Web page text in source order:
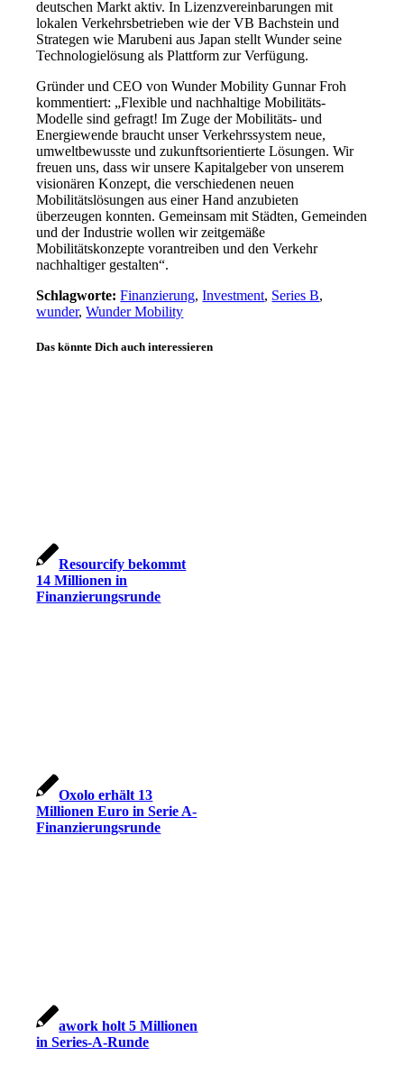
deutschen Markt aktiv. In Lizenzvereinbarungen mit
lokalen Verkehrsbetrieben wie der VB Bachstein und
Strategen wie Marubeni aus Japan stellt Wunder seine
Technologielösung als Plattform zur Verfügung.
Gründer und CEO von Wunder Mobility Gunnar Froh
kommentiert: „Flexible und nachhaltige Mobilitäts-
Modelle sind gefragt! Im Zuge der Mobilitäts- und
Energiewende braucht unser Verkehrssystem neue,
umweltbewusste und zukunftsorientierte Lösungen. Wir
freuen uns, dass wir unsere Kapitalgeber von unserem
visionären Konzept, die verschiedenen neuen
Mobilitätslösungen aus einer Hand anzubieten
überzeugen konnten. Gemeinsam mit Städten, Gemeinden
und der Industrie wollen wir zeitgemäße
Mobilitätskonzepte vorantreiben und den Verkehr
nachhaltiger gestalten“.
Schlagworte: Finanzierung,Investment, Series B,
wunder,Wunder Mobility
Das könnte Dich auch interessieren
Resourcify bekommt
14 Millionen in
Finanzierungsrunde
Oxolo erhält 13
Millionen Euro in Serie A-
Finanzierungsrunde
awork holt 5 Millionen
in Series-A-Runde